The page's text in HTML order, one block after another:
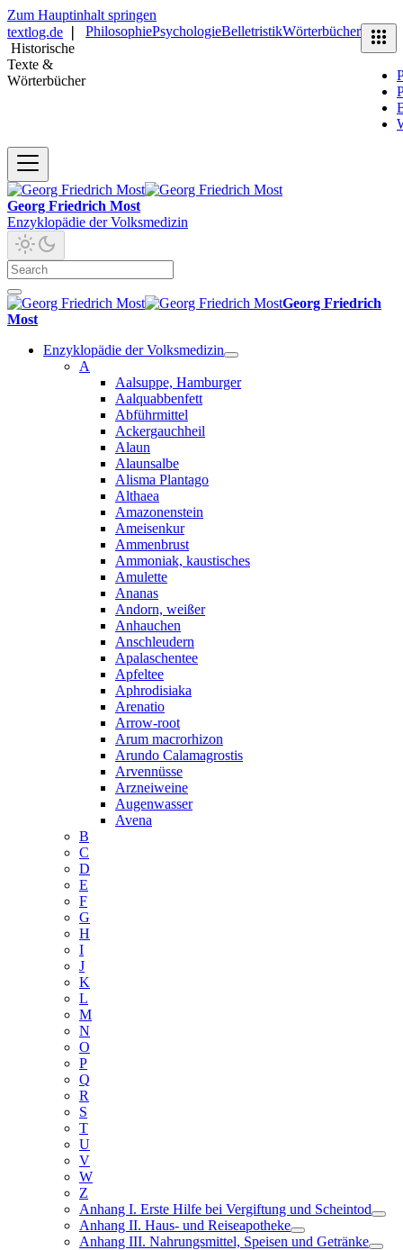
Zum Hauptinhalt springen
textlog.de
Historische
Texte &
Wörterbücher
PhilosophiePsychologieBelletristikWörterbücher
Georg Friedrich Most
Enzyklopädie der Volksmedizin
Georg Friedrich
Most
Enzyklopädie der Volksmedizin
A
Aalsuppe, Hamburger
Aalquabbenfett
Abführmittel
Ackergauchheil
Alaun
Alaunsalbe
Alisma Plantago
Althaea
Amazonenstein
Ameisenkur
Ammenbrust
Ammoniak, kaustisches
Amulette
Ananas
Andorn, weißer
Anhauchen
Anschleudern
Apalaschentee
Apfeltee
Aphrodisiaka
Arenatio
Arrow-root
Arum macrorhizon
Arundo Calamagrostis
Arvennüsse
Arzneiweine
Augenwasser
Avena
B
C
D
E
F
G
H
I
J
K
L
M
N
O
P
Q
R
S
T
U
V
W
Z
Anhang I. Erste Hilfe bei Vergiftung und Scheintod
Anhang II. Haus- und Reiseapotheke
Anhang III. Nahrungsmittel, Speisen und Getränke